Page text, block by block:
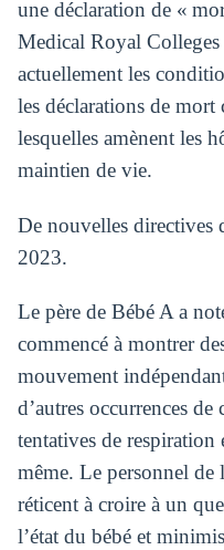
une déclaration de «
Medical Royal
actuellement les
les déclarations de mort
lesquelles amènent les
maintien de vie.
De nouvelles directives
2023.
Le père de Bébé A a
commencé à montrer
mouvement
d’autres occurrences de
tentatives de
même. Le personnel de
réticent à croire à un
l’état du bébé et